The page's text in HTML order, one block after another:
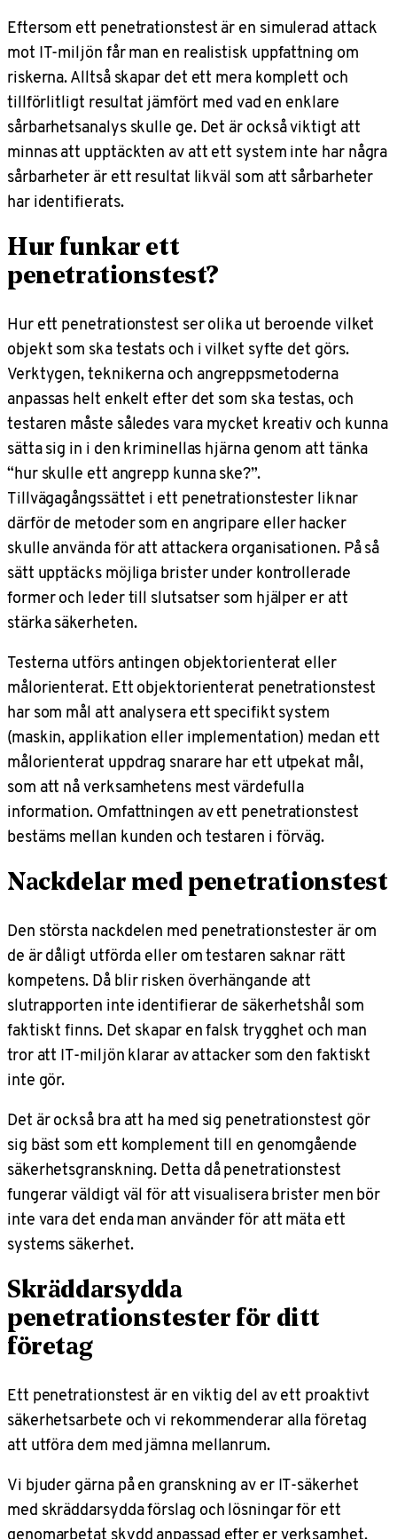
Eftersom ett penetrationstest är en simulerad attack
mot IT-miljön får man en realistisk uppfattning om
riskerna. Alltså skapar det ett mera komplett och
tillförlitligt resultat jämfört med vad en enklare
sårbarhetsanalys skulle ge. Det är också viktigt att
minnas att upptäckten av att ett system inte har några
sårbarheter är ett resultat likväl som att sårbarheter
har identifierats.
Hur funkar ett
penetrationstest?
Hur ett penetrationstest ser olika ut beroende vilket
objekt som ska testats och i vilket syfte det görs.
Verktygen, teknikerna och angreppsmetoderna
anpassas helt enkelt efter det som ska testas, och
testaren måste således vara mycket kreativ och kunna
sätta sig in i den kriminellas hjärna genom att tänka
“hur skulle ett angrepp kunna ske?”.
Tillvägagångssättet i ett penetrationstester liknar
därför de metoder som en angripare eller hacker
skulle använda för att attackera organisationen. På så
sätt upptäcks möjliga brister under kontrollerade
former och leder till slutsatser som hjälper er att
stärka säkerheten.
Testerna utförs antingen objektorienterat eller
målorienterat. Ett objektorienterat penetrationstest
har som mål att analysera ett specifikt system
(maskin, applikation eller implementation) medan ett
målorienterat uppdrag snarare har ett utpekat mål,
som att nå verksamhetens mest värdefulla
information. Omfattningen av ett penetrationstest
bestäms mellan kunden och testaren i förväg.
Nackdelar med penetrationstest
Den största nackdelen med penetrationstester är om
de är dåligt utförda eller om testaren saknar rätt
kompetens. Då blir risken överhängande att
slutrapporten inte identifierar de säkerhetshål som
faktiskt finns. Det skapar en falsk trygghet och man
tror att IT-miljön klarar av attacker som den faktiskt
inte gör.
Det är också bra att ha med sig penetrationstest gör
sig bäst som ett komplement till en genomgående
säkerhetsgranskning. Detta då penetrationstest
fungerar väldigt väl för att visualisera brister men bör
inte vara det enda man använder för att mäta ett
systems säkerhet.
Skräddarsydda
penetrationstester för ditt
företag
Ett penetrationstest är en viktig del av ett proaktivt
säkerhetsarbete och vi rekommenderar alla företag
att utföra dem med jämna mellanrum.
Vi bjuder gärna på en granskning av er IT-säkerhet
med skräddarsydda förslag och lösningar för ett